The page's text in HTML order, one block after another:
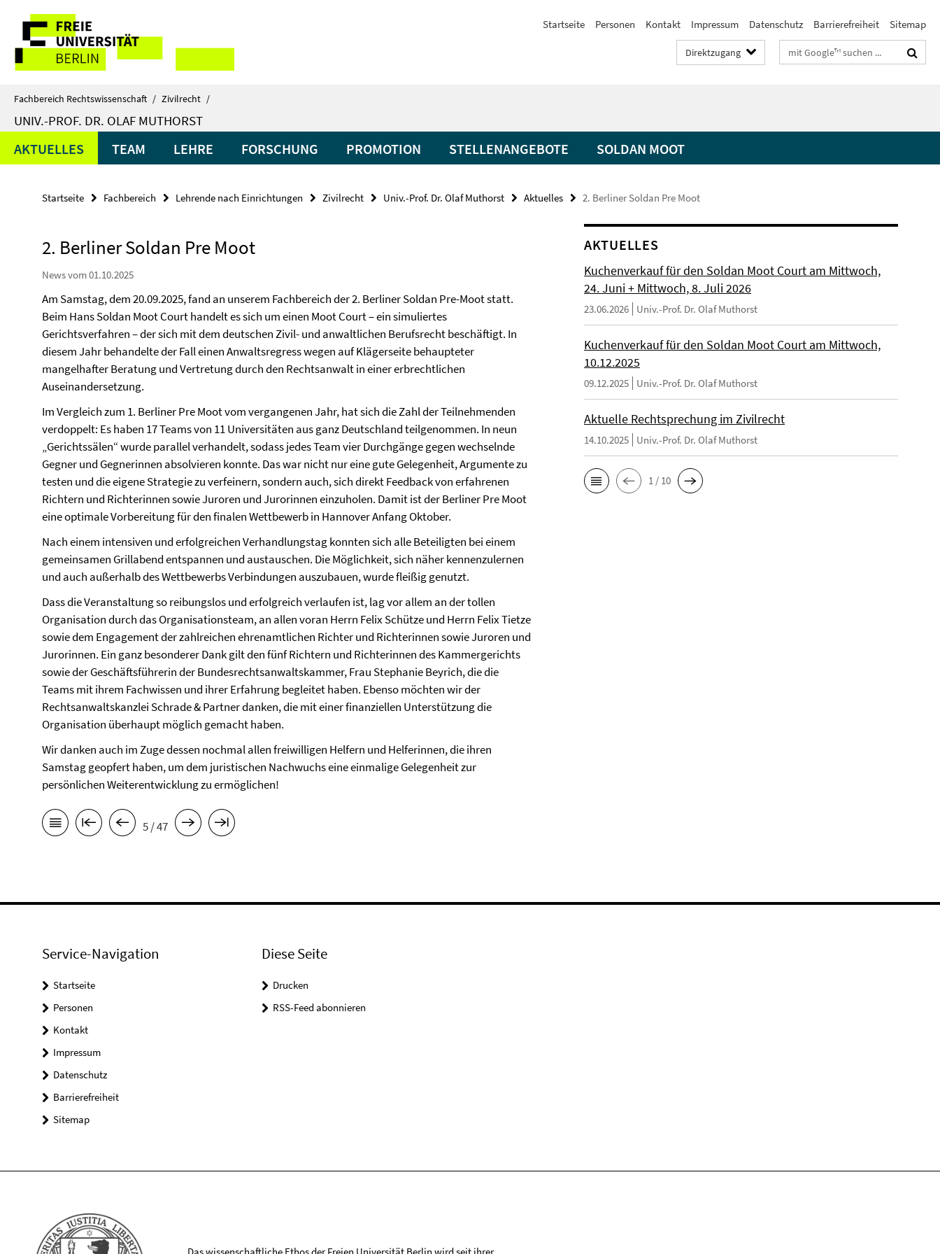
direkt
Inhalt
Service-
Navigation
Startseite Personen Kontakt Impressum Datenschutz Barrierefreiheit Sitemap
Direktzugang Suchbegriffe
Fachbereich Rechtswissenschaft / Zivilrecht /
UNIV.-PROF. DR. OLAF MUTHORST
AKTUELLES TEAM LEHRE FORSCHUNG PROMOTION STELLENANGEBOTE SOLDAN MOOT
Startseite Fachbereich Lehrende nach Einrichtungen Zivilrecht Univ.-Prof. Dr. Olaf Muthorst Aktuelles 2. Berliner Soldan Pre Moot
2. Berliner Soldan Pre Moot
News vom 01.10.2025
Am Samstag, dem 20.09.2025, fand an unserem Fachbereich der 2. Berliner Soldan Pre-Moot statt.
Beim Hans Soldan Moot Court handelt es sich um einen Moot Court – ein simuliertes
Gerichtsverfahren – der sich mit dem deutschen Zivil- und anwaltlichen Berufsrecht beschäftigt. In
diesem Jahr behandelte der Fall einen Anwaltsregress wegen auf Klägerseite behaupteter
mangelhafter Beratung und Vertretung durch den Rechtsanwalt in einer erbrechtlichen
Auseinandersetzung.
Im Vergleich zum 1. Berliner Pre Moot vom vergangenen Jahr, hat sich die Zahl der Teilnehmenden
verdoppelt: Es haben 17 Teams von 11 Universitäten aus ganz Deutschland teilgenommen. In neun
„Gerichtssälen“ wurde parallel verhandelt, sodass jedes Team vier Durchgänge gegen wechselnde
Gegner und Gegnerinnen absolvieren konnte. Das war nicht nur eine gute Gelegenheit, Argumente zu
testen und die eigene Strategie zu verfeinern, sondern auch, sich direkt Feedback von erfahrenen
Richtern und Richterinnen sowie Juroren und Jurorinnen einzuholen. Damit ist der Berliner Pre Moot
eine optimale Vorbereitung für den finalen Wettbewerb in Hannover Anfang Oktober.
Nach einem intensiven und erfolgreichen Verhandlungstag konnten sich alle Beteiligten bei einem
gemeinsamen Grillabend entspannen und austauschen. Die Möglichkeit, sich näher kennenzulernen
und auch außerhalb des Wettbewerbs Verbindungen auszubauen, wurde fleißig genutzt.
Dass die Veranstaltung so reibungslos und erfolgreich verlaufen ist, lag vor allem an der tollen
Organisation durch das Organisationsteam, an allen voran Herrn Felix Schütze und Herrn Felix Tietze
sowie dem Engagement der zahlreichen ehrenamtlichen Richter und Richterinnen sowie Juroren und
Jurorinnen. Ein ganz besonderer Dank gilt den fünf Richtern und Richterinnen des Kammergerichts
sowie der Geschäftsführerin der Bundesrechtsanwaltskammer, Frau Stephanie Beyrich, die die
Teams mit ihrem Fachwissen und ihrer Erfahrung begleitet haben. Ebenso möchten wir der
Rechtsanwaltskanzlei Schrade & Partner danken, die mit einer finanziellen Unterstützung die
Organisation überhaupt möglich gemacht haben.
Wir danken auch im Zuge dessen nochmal allen freiwilligen Helfern und Helferinnen, die ihren
Samstag geopfert haben, um dem juristischen Nachwuchs eine einmalige Gelegenheit zur
persönlichen Weiterentwicklung zu ermöglichen!
5 / 47
AKTUELLES
Kuchenverkauf für den Soldan Moot Court am Mittwoch,
24. Juni + Mittwoch, 8. Juli 2026
23.06.2026 Univ.-Prof. Dr. Olaf Muthorst
Kuchenverkauf für den Soldan Moot Court am Mittwoch,
10.12.2025
09.12.2025 Univ.-Prof. Dr. Olaf Muthorst
Aktuelle Rechtsprechung im Zivilrecht
14.10.2025 Univ.-Prof. Dr. Olaf Muthorst
1 / 10
Service-Navigation
Startseite
Personen
Kontakt
Impressum
Datenschutz
Barrierefreiheit
Sitemap
Diese Seite
Drucken
RSS-Feed abonnieren